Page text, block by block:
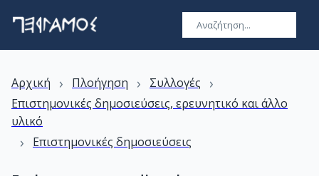
Αρχική › Πλοήγηση › Συλλογές ›
Επιστημονικές δημοσιεύσεις, ερευνητικό και άλλο
υλικό
› Επιστημονικές δημοσιεύσεις